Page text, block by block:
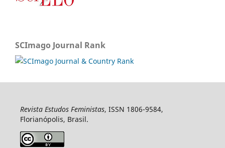
SCImago Journal Rank
Revista Estudos Feministas, ISSN 1806-9584,
Florianópolis, Brasil.